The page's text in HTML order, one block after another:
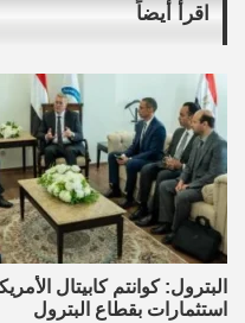
اقرأ أيضاً
البترول: كوانتم كابيتال
استثمارات بقطاع البترول